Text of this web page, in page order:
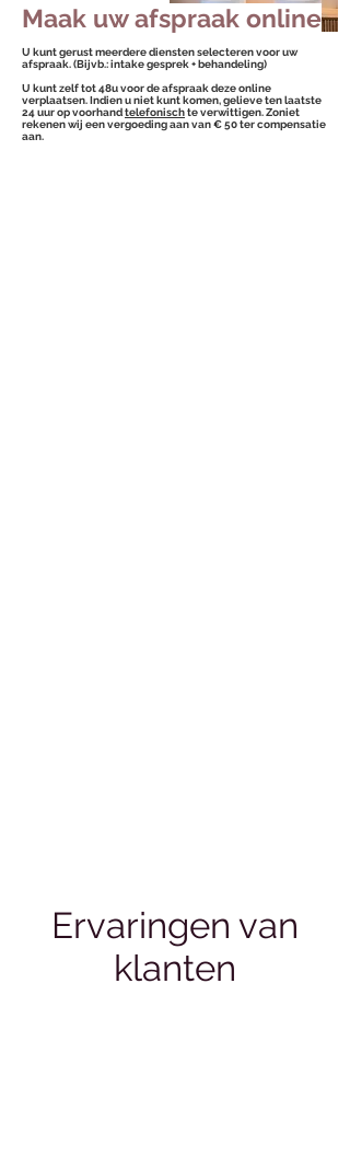
Maak uw afspraak online
U kunt gerust meerdere diensten selecteren voor uw
afspraak. (Bijvb.: intake gesprek + behandeling)
U kunt zelf tot 48u voor de afspraak deze online
verplaatsen. Indien u niet kunt komen, gelieve ten laatste
24 uur op voorhandtelefonischte verwittigen. Zoniet
rekenen wij een vergoeding aan van € 50 ter compensatie
aan.
Ervaringen van
klanten